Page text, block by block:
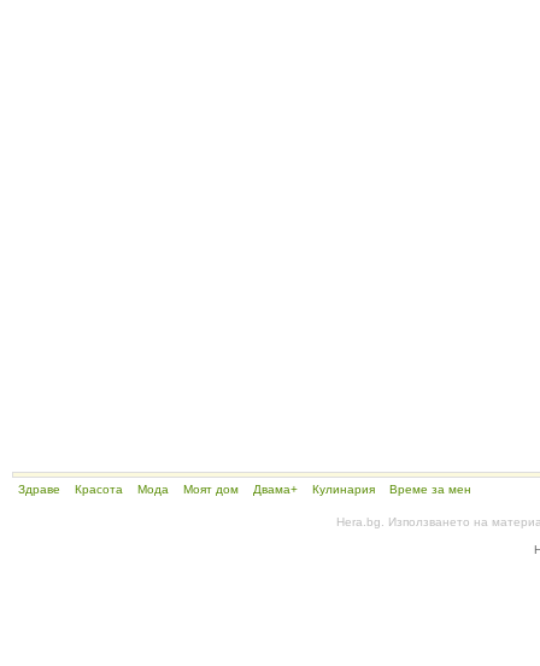
Здраве Красота Мода Моят дом Двама+ Кулинария Време за мен
Hera.bg. Използването на